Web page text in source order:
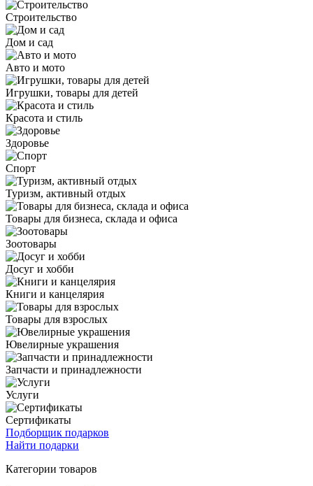
Строительство
Дом и сад
Авто и мото
Игрушки, товары для детей
Красота и стиль
Здоровье
Спорт
Туризм, активный отдых
Товары для бизнеса, склада и офиса
Зоотовары
Досуг и хобби
Книги и канцелярия
Товары для взрослых
Ювелирные украшения
Запчасти и принадлежности
Услуги
Сертификаты
Подборщик подарков
Найти подарки
Категории товаров